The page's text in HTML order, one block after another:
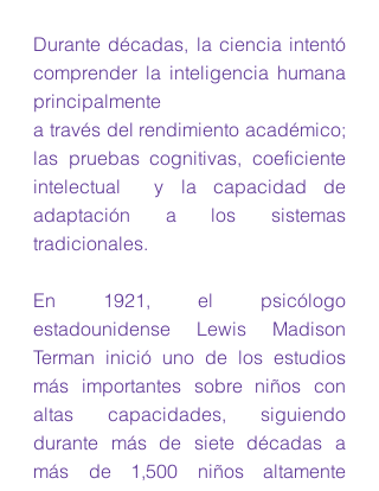
Durante décadas, la ciencia intentó
comprender la inteligencia humana
principalmente
a través del rendimiento académico;
las pruebas cognitivas, coeficiente
intelectual  y la capacidad de
adaptación a los sistemas
tradicionales.
En 1921, el psicólogo
estadounidense Lewis Madison
Terman inició uno de los estudios
más importantes sobre niños con
altas capacidades, siguiendo
durante más de siete décadas a
más de 1,500 niños altamente